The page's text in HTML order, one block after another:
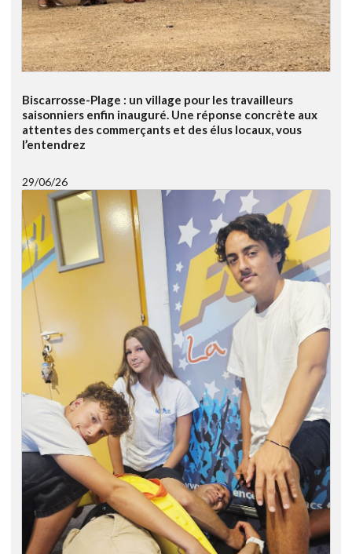
Biscarrosse-Plage : un village pour les travailleurs
saisonniers enfin inauguré. Une réponse concrète aux
attentes des commerçants et des élus locaux, vous
l’entendrez
29/06/26